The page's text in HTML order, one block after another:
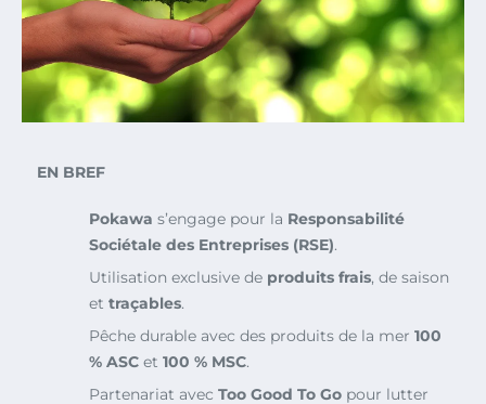
EN BREF
Pokawa s’engage pour la Responsabilité
Sociétale des Entreprises (RSE).
Utilisation exclusive de produits frais, de saison
et traçables.
Pêche durable avec des produits de la mer 100
% ASC et 100 % MSC.
Partenariat avec Too Good To Go pour lutter